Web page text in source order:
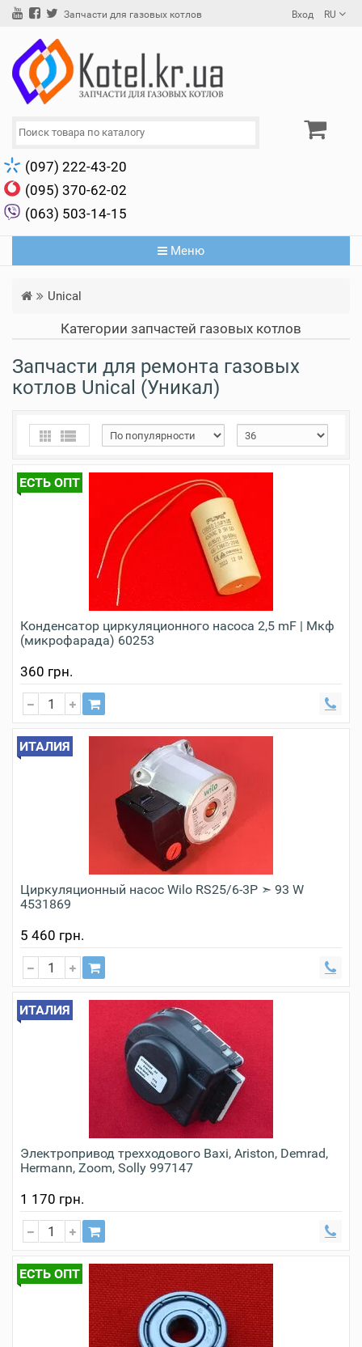
Запчасти для газовых котлов Вход RU
(097) 222-43-20
(095) 370-62-02
(063) 503-14-15
Меню
Unical
Категории запчастей газовых котлов
Запчасти для ремонта газовых
котлов Unical (Уникал)
ЕСТЬ ОПТ
Конденсатор циркуляционного насоса 2,5 mF | Мкф
(микрофарада) 60253
360 грн.
ИТАЛИЯ
Циркуляционный насос Wilo RS25/6-3P ➣ 93 W
4531869
5 460 грн.
ИТАЛИЯ
Электропривод трехходового Baxi, Ariston, Demrad,
Hermann, Zoom, Solly 997147
1 170 грн.
ЕСТЬ ОПТ